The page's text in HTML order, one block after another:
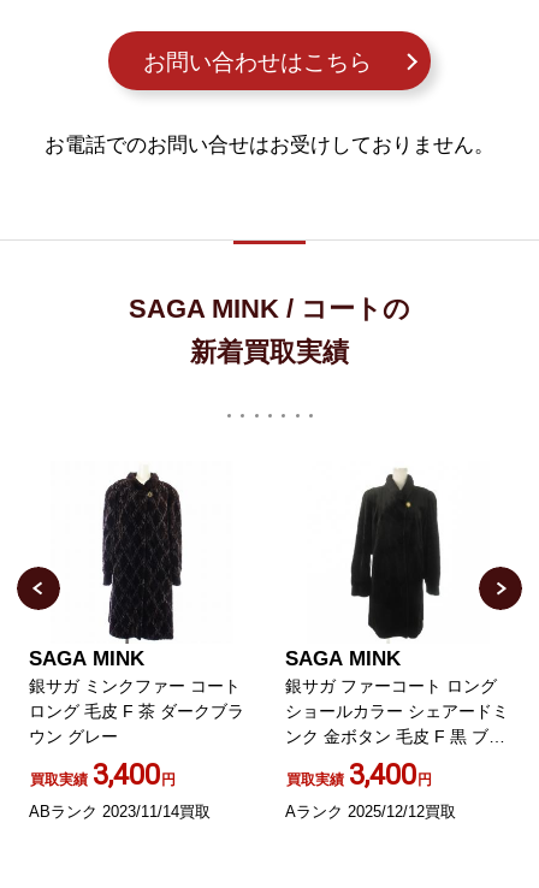
お問い合わせはこちら
お電話でのお問い合せはお受けしておりません。
SAGA MINK / コートの
新着買取実績
SAGA MINK
銀サガ ファーコート ロング
ショールカラー シェアードミ
ンク 金ボタン 毛皮 F 黒 ブラ
ック /AO18
買取実績 3,400円
Aランク 2025/12/12買取
SAGA MINK
銀サガ ミンクファーコート
毛皮 アウター ロング 裏地刺
繍 ブラック
買取実績 7,000円
Bランク 2023/02/13買取